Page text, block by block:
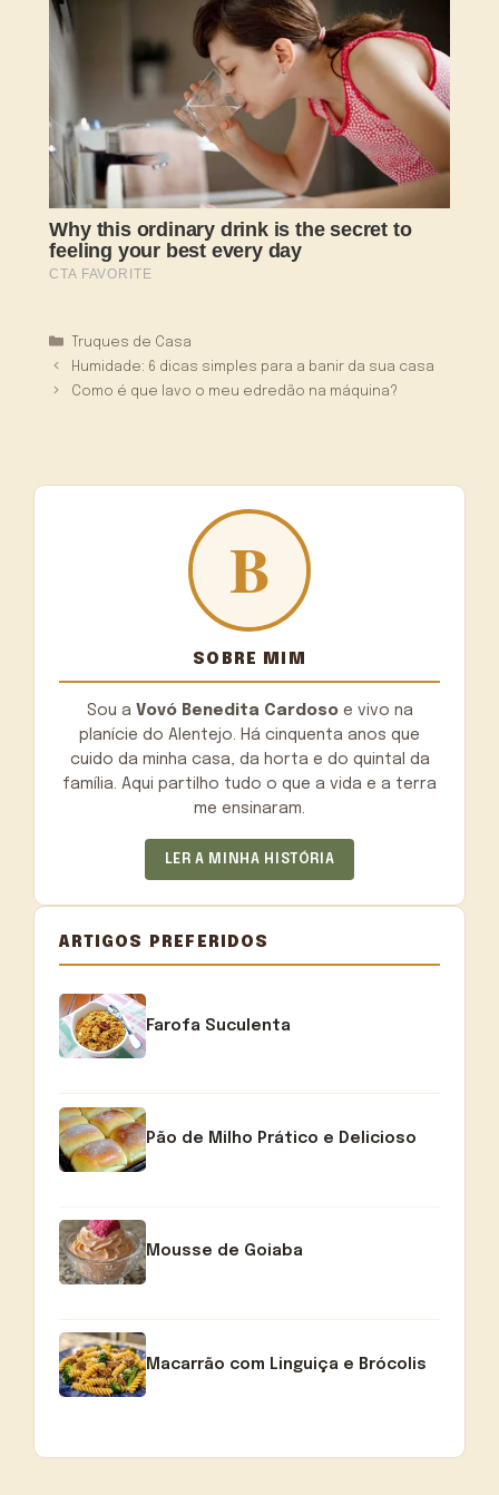
Categorias
Truques de Casa
Humidade: 6 dicas simples para a banir da sua casa
Como é que lavo o meu edredão na máquina?
SOBRE MIM
Sou a Vovó Benedita Cardosoe vivo na
planície do Alentejo. Há cinquenta anos que
cuido da minha casa, da horta e do quintal da
família. Aqui partilho tudo o que a vida e a terra
me ensinaram.
LER A MINHA HISTÓRIA
ARTIGOS PREFERIDOS
Farofa Suculenta
Pão de Milho Prático e Delicioso
Mousse de Goiaba
Macarrão com Linguiça e Brócolis